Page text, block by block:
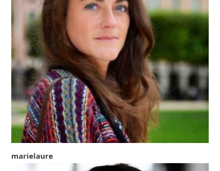
marielaure